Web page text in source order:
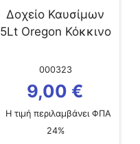
Δοχείο Καυσίμων
5Lt Oregon Κόκκινο
000323
9,00 €
Η τιμή περιλαμβάνει ΦΠΑ
24%